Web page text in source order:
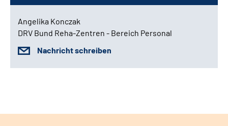
Angelika Konczak
DRV Bund Reha-Zentren - Bereich Personal
Nachricht schreiben